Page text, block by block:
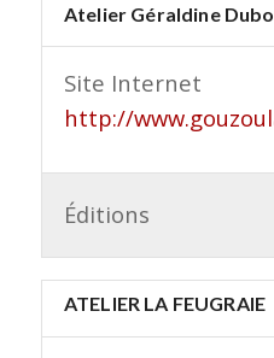
Atelier Géraldine
Site Internet
http://
Éditions
ATELIER LA FEUGRAIE